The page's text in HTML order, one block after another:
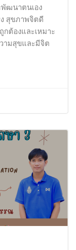
พัฒนาตนเอง
สุขภาพจิตดี
ต้องและเหมาะ
ามสุขและมีจิต